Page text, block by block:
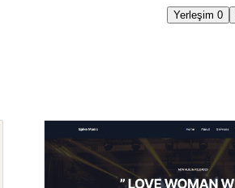
Yerleşim 0